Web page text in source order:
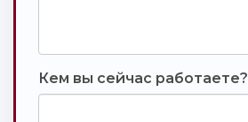
Кем вы сейчас работаете?